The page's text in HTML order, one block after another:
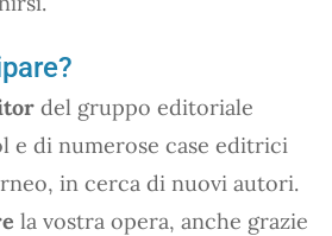
del gruppo editoriale
e di numerose case editrici
in cerca di nuovi autori.
la vostra opera, anche grazie